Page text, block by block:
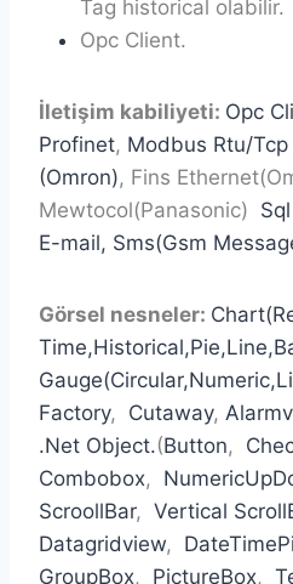
Tag historical olabilir.
Opc Client.
İletişim kabiliyeti: Opc
Profinet, Modbus Rtu/Tcp
(Omron), Fins
Mewtocol(Panasonic)
E-mail, Sms(Gsm
Görsel nesneler:
Factory, Cutaway,
.Net Object.(Button,
Combobox,
ScroollBar, Vertical
Datagridview,
GroupBox, PictureBox,